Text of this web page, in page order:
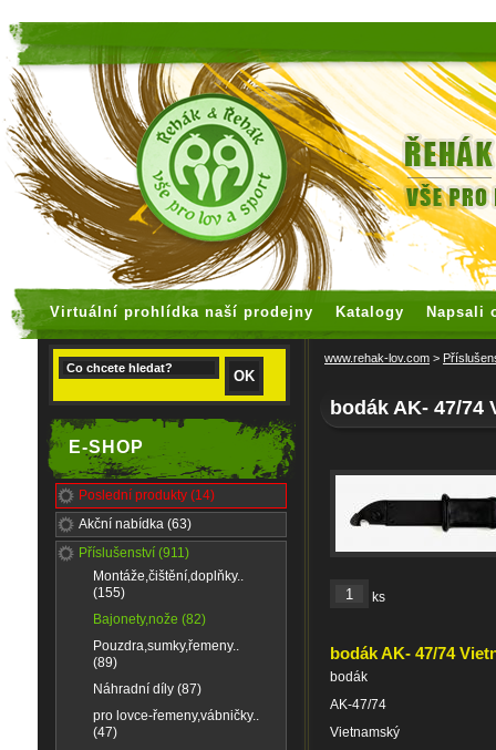
Virtuální prohlídka naší prodejny Katalogy Napsali
E-SHOP
Poslední produkty (14)
Akční nabídka (63)
Příslušenství (911)
Montáže,čištění,doplňky..
(155)
Bajonety,nože (82)
Pouzdra,sumky,řemeny..
(89)
Náhradní díly (87)
pro lovce-řemeny,vábničky..
(47)
www.rehak-lov.com >
bodák AK- 47/74
ks
bodák AK- 47/74
bodák
AK-47/74
Vietnamský